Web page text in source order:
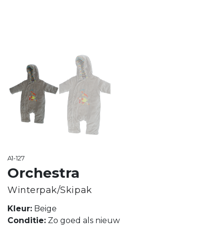
A1-127
Orchestra
Winterpak/Skipak
Kleur: Beige
Conditie: Zo goed als nieuw